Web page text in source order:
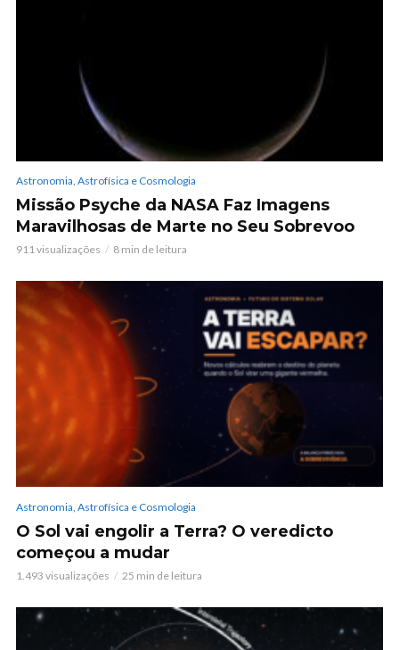
Astronomia, Astrofísica e Cosmologia
Missão Psyche da NASA Faz Imagens
Maravilhosas de Marte no Seu Sobrevoo
911 visualizações 8 min de leitura
Astronomia, Astrofísica e Cosmologia
O Sol vai engolir a Terra? O veredicto
começou a mudar
1.493 visualizações 25 min de leitura